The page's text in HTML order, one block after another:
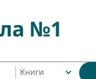
№1
Книги